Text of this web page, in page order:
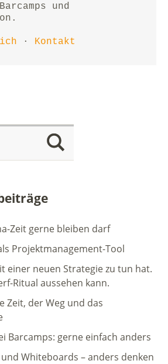
und
· Kontakt
Zeit gerne bleiben darf
Projektmanagement-Tool
einer neuen Strategie zu tun hat.
Ritual aussehen kann.
Zeit, der Weg und das
Barcamps: gerne einfach anders
Whiteboards – anders denken